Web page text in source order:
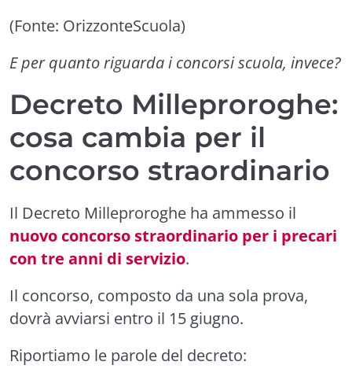
(Fonte: OrizzonteScuola)
E per quanto riguarda i concorsi scuola, invece?
Decreto Milleproroghe:
cosa cambia per il
concorso straordinario
Il Decreto Milleproroghe ha ammesso il
nuovo concorso straordinario per i precari
con tre anni di servizio.
Il concorso, composto da una sola prova,
dovrà avviarsi entro il 15 giugno.
Riportiamo le parole del decreto: